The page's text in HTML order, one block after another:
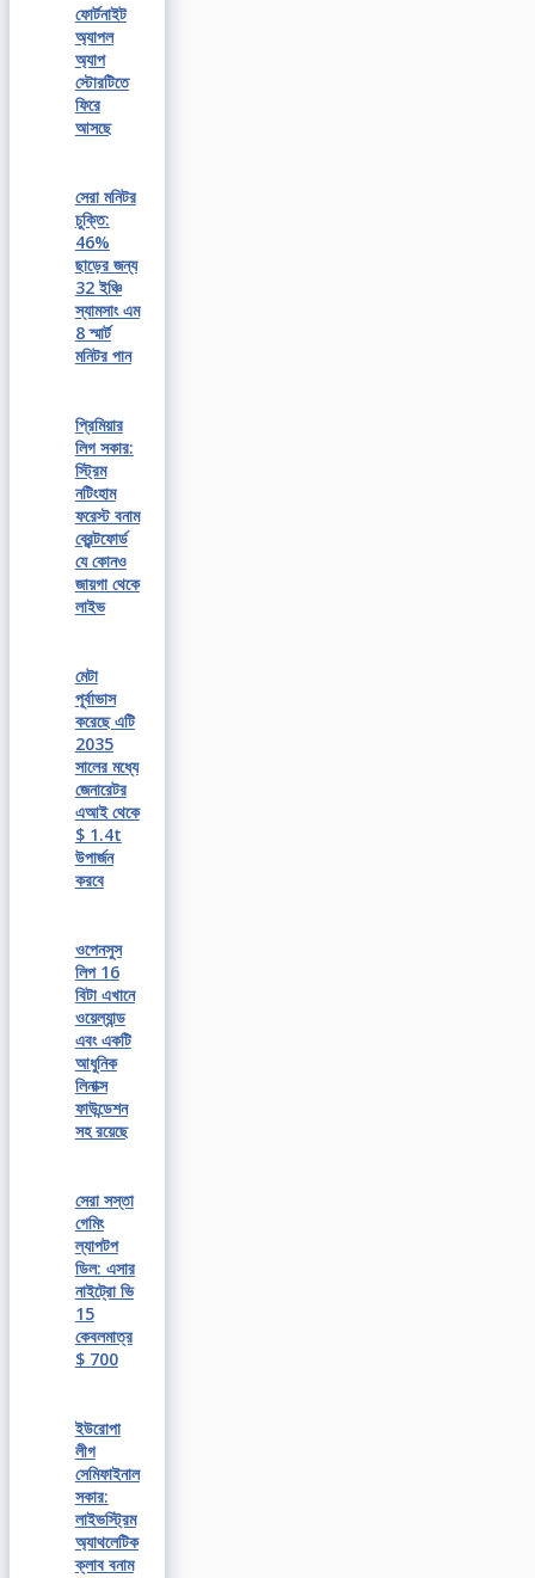
ফোর্টনাইট
অ্যাপল
অ্যাপ
স্টোরটিতে
ফিরে
আসছে
সেরা মনিটর
চুক্তি:
46%
ছাড়ের জন্য
32 ইঞ্চি
স্যামসাং এম
8 স্মার্ট
মনিটর পান
প্রিমিয়ার
লিগ সকার:
স্ট্রিম
নটিংহাম
ফরেস্ট বনাম
ব্রেন্টফোর্ড
যে কোনও
জায়গা থেকে
লাইভ
মেটা
পূর্বাভাস
করেছে এটি
2035
সালের মধ্যে
জেনারেটর
এআই থেকে
$ 1.4t
উপার্জন
করবে
ওপেনসুস
লিপ 16
বিটা এখানে
ওয়েল্যান্ড
এবং একটি
আধুনিক
লিনাক্স
ফাউন্ডেশন
সহ রয়েছে
সেরা সস্তা
গেমিং
ল্যাপটপ
ডিল: এসার
নাইট্রো ভি
15
কেবলমাত্র
$ 700
ইউরোপা
লীগ
সেমিফাইনাল
সকার:
লাইভস্ট্রিম
অ্যাথলেটিক
ক্লাব বনাম